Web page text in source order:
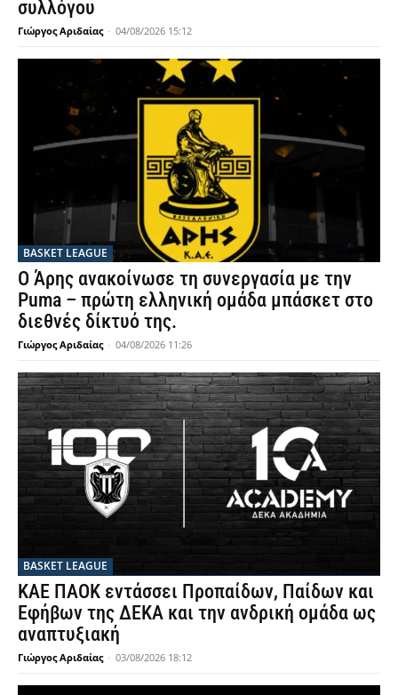
συλλόγου
Γιώργος Αριδαίας - 04/08/2026 15:12
BASKET LEAGUE
Ο Άρης ανακοίνωσε τη συνεργασία με την
Puma – πρώτη ελληνική ομάδα μπάσκετ στο
διεθνές δίκτυό της.
Γιώργος Αριδαίας - 04/08/2026 11:26
BASKET LEAGUE
ΚΑΕ ΠΑΟΚ εντάσσει Προπαίδων, Παίδων και
Εφήβων της ΔΕΚΑ και την ανδρική ομάδα ως
αναπτυξιακή
Γιώργος Αριδαίας - 03/08/2026 18:12